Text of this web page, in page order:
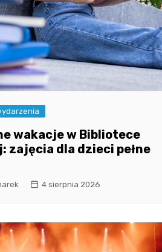
wakacje w Bibliotece
zajęcia dla dzieci pełne
4 sierpnia 2026